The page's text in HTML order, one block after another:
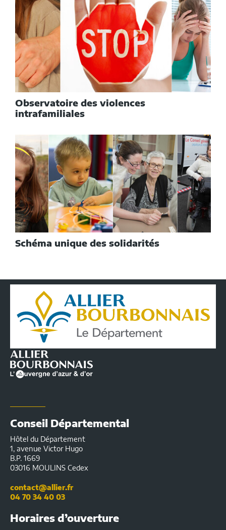
Observatoire des violences
intrafamiliales
Schéma unique des solidarités
Conseil
Départemental
de
l'Allier
Infos
Conseil Départemental
Hôtel du Département
1, avenue Victor Hugo
B.P. 1669
03016 MOULINS Cedex
contact@allier.fr
04 70 34 40 03
Horaires d’ouverture